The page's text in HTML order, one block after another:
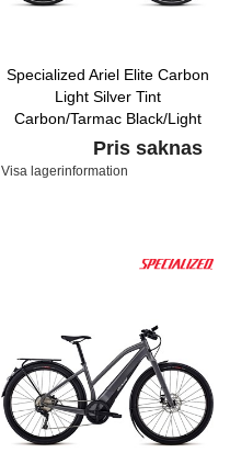
Specialized Ariel Elite Carbon
Light Silver Tint
Carbon/Tarmac Black/Light
Turquoise
Pris saknas
Visa lagerinformation